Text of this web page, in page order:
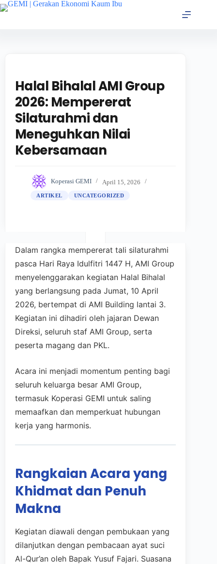
Halal Bihalal AMI Group
2026: Mempererat
Silaturahmi dan
Meneguhkan Nilai
Kebersamaan
Koperasi GEMI April 15, 2026
ARTIKEL UNCATEGORIZED
Dalam rangka mempererat tali silaturahmi
pasca Hari Raya Idulfitri 1447 H, AMI Group
menyelenggarakan kegiatan Halal Bihalal
yang berlangsung pada Jumat, 10 April
2026, bertempat di AMI Building lantai 3.
Kegiatan ini dihadiri oleh jajaran Dewan
Direksi, seluruh staf AMI Group, serta
peserta magang dan PKL.
Acara ini menjadi momentum penting bagi
seluruh keluarga besar AMI Group,
termasuk Koperasi GEMI untuk saling
memaafkan dan memperkuat hubungan
kerja yang harmonis.
Rangkaian Acara yang
Khidmat dan Penuh
Makna
Kegiatan diawali dengan pembukaan yang
dilanjutkan dengan pembacaan ayat suci
Al-Qur’an oleh Bapak Yusuf Fajari. Suasana